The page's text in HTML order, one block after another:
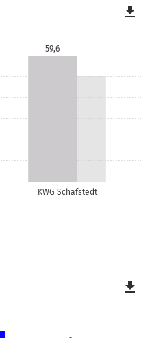
KWG Schafstedt
59,6
file_download
file_download